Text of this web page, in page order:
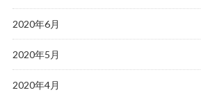
2020年6月
2020年5月
2020年4月